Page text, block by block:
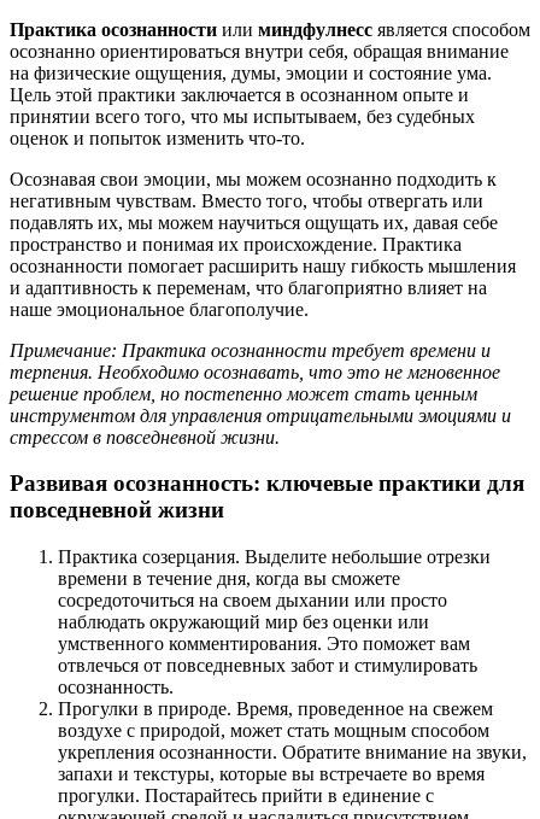
Практика осознанности или миндфулнесс является способом
осознанно ориентироваться внутри себя, обращая внимание
на физические ощущения, думы, эмоции и состояние ума.
Цель этой практики заключается в осознанном опыте и
принятии всего того, что мы испытываем, без судебных
оценок и попыток изменить что-то.
Осознавая свои эмоции, мы можем осознанно подходить к
негативным чувствам. Вместо того, чтобы отвергать или
подавлять их, мы можем научиться ощущать их, давая себе
пространство и понимая их происхождение. Практика
осознанности помогает расширить нашу гибкость мышления
и адаптивность к переменам, что благоприятно влияет на
наше эмоциональное благополучие.
Примечание: Практика осознанности требует времени и
терпения. Необходимо осознавать, что это не мгновенное
решение проблем, но постепенно может стать ценным
инструментом для управления отрицательными эмоциями и
стрессом в повседневной жизни.
Развивая осознанность: ключевые практики для
повседневной жизни
Практика созерцания. Выделите небольшие отрезки
времени в течение дня, когда вы сможете
сосредоточиться на своем дыхании или просто
наблюдать окружающий мир без оценки или
умственного комментирования. Это поможет вам
отвлечься от повседневных забот и стимулировать
осознанность.
Прогулки в природе. Время, проведенное на свежем
воздухе с природой, может стать мощным способом
укрепления осознанности. Обратите внимание на звуки,
запахи и текстуры, которые вы встречаете во время
прогулки. Постарайтесь прийти в единение с